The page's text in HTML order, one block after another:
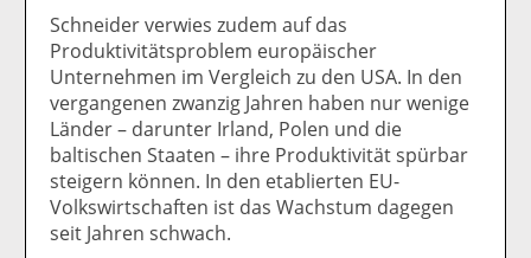
Schneider verwies zudem auf das
Produktivitätsproblem europäischer
Unternehmen im Vergleich zu den USA. In den
vergangenen zwanzig Jahren haben nur wenige
Länder – darunter Irland, Polen und die
baltischen Staaten – ihre Produktivität spürbar
steigern können. In den etablierten EU-
Volkswirtschaften ist das Wachstum dagegen
seit Jahren schwach.